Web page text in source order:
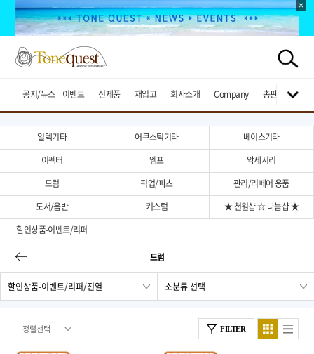
공지/뉴스 이벤트 신제품 재입고 회사소개 Company 총판브랜드
일렉기타 어쿠스틱기타
베이스기타
이펙터
엠프
악세서리
드럼
픽업/파츠
관리/리페어 용품
도서/음반
커스텀
★ 천원샵 ☆ 나눔샵 ★
할인상품-이벤트/리퍼
드럼
FILTER